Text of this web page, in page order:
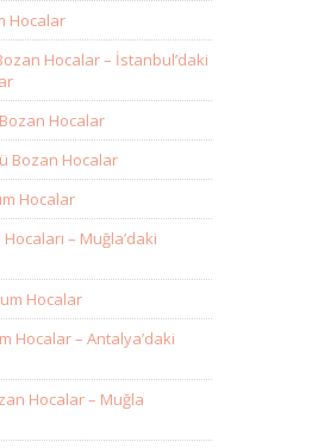
Hocalar
Hocalar – İstanbul’daki
Hocalar
Bozan Hocalar
Hocalar
– Muğla’daki
Hocalar
Hocalar – Antalya’daki
Hocalar – Muğla